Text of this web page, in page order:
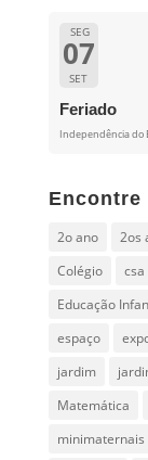
SEG
07
SET
Feriado
Independência do
Encontre
2o ano 2os
Colégio
csa
Educação
espaço
jardim
Matemática
minimaternais